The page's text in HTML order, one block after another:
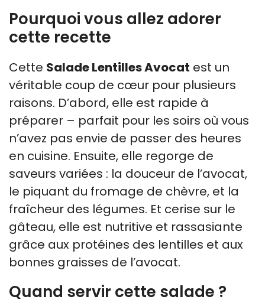
Pourquoi vous allez adorer
cette recette
Cette Salade Lentilles Avocat est un
véritable coup de cœur pour plusieurs
raisons. D’abord, elle est rapide à
préparer – parfait pour les soirs où vous
n’avez pas envie de passer des heures
en cuisine. Ensuite, elle regorge de
saveurs variées : la douceur de l’avocat,
le piquant du fromage de chèvre, et la
fraîcheur des légumes. Et cerise sur le
gâteau, elle est nutritive et rassasiante
grâce aux protéines des lentilles et aux
bonnes graisses de l’avocat.
Quand servir cette salade ?